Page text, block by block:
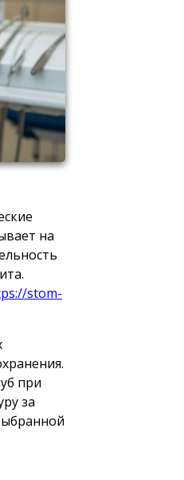
на
stom-
при
за